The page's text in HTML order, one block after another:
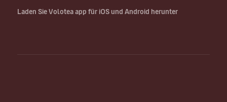
Laden Sie Volotea app für iOS und Android herunter